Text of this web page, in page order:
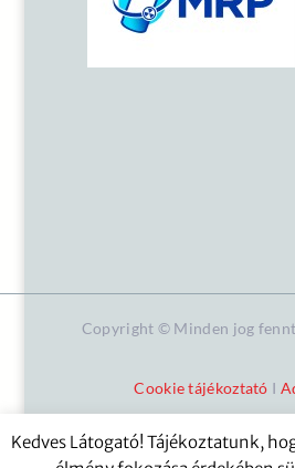
Copyright © Minden jog
Cookie tájékoztató I
Kedves Látogató! Tájékoztatunk,